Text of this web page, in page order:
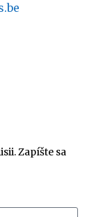
Zapíšte sa